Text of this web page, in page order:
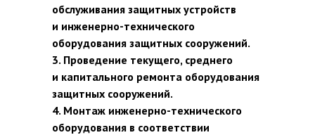
обслуживания защитных устройств
и инженерно-технического
оборудования защитных сооружений.
3. Проведение текущего, среднего
и капитального ремонта оборудования
защитных сооружений.
4. Монтаж инженерно-технического
оборудования в соответствии